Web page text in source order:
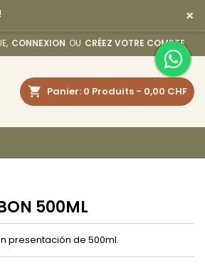
×
CONNEXION OU CRÉEZ VOTRE COMPTE
Panier 0 Produits - 0,00 CHF
500ML
presentación de 500ml.